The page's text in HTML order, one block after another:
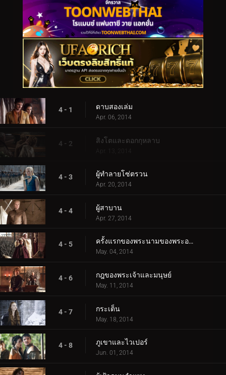
4 - 1 ดาบสองเล่ม
Apr. 06, 2014
4 - 2 สิงโตและดอกกุหลาบ
Apr. 13, 2014
4 - 3 ผู้ทำลายโซ่ตรวน
Apr. 20, 2014
4 - 4 ผู้สาบาน
Apr. 27, 2014
4 - 5 ครั้งแรกของพระนามของพระองค์
May. 04, 2014
4 - 6 กฎของพระเจ้าและมนุษย์
May. 11, 2014
4 - 7 กระเต็น
May. 18, 2014
4 - 8 ภูเขาและไวเปอร์
Jun. 01, 2014